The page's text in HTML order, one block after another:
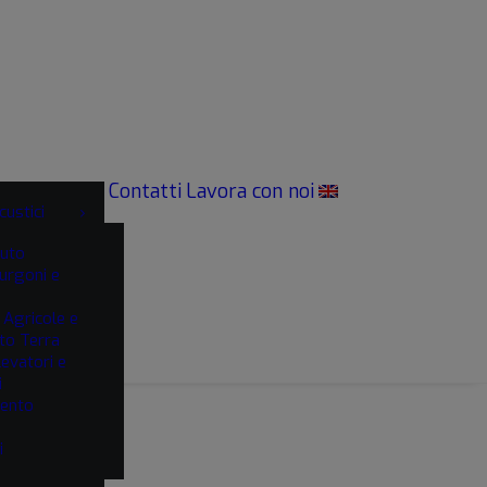
e
Agricole e
Terra
e
Contatti Lavora con noi
COMPRESSA
INOX
SPOILER